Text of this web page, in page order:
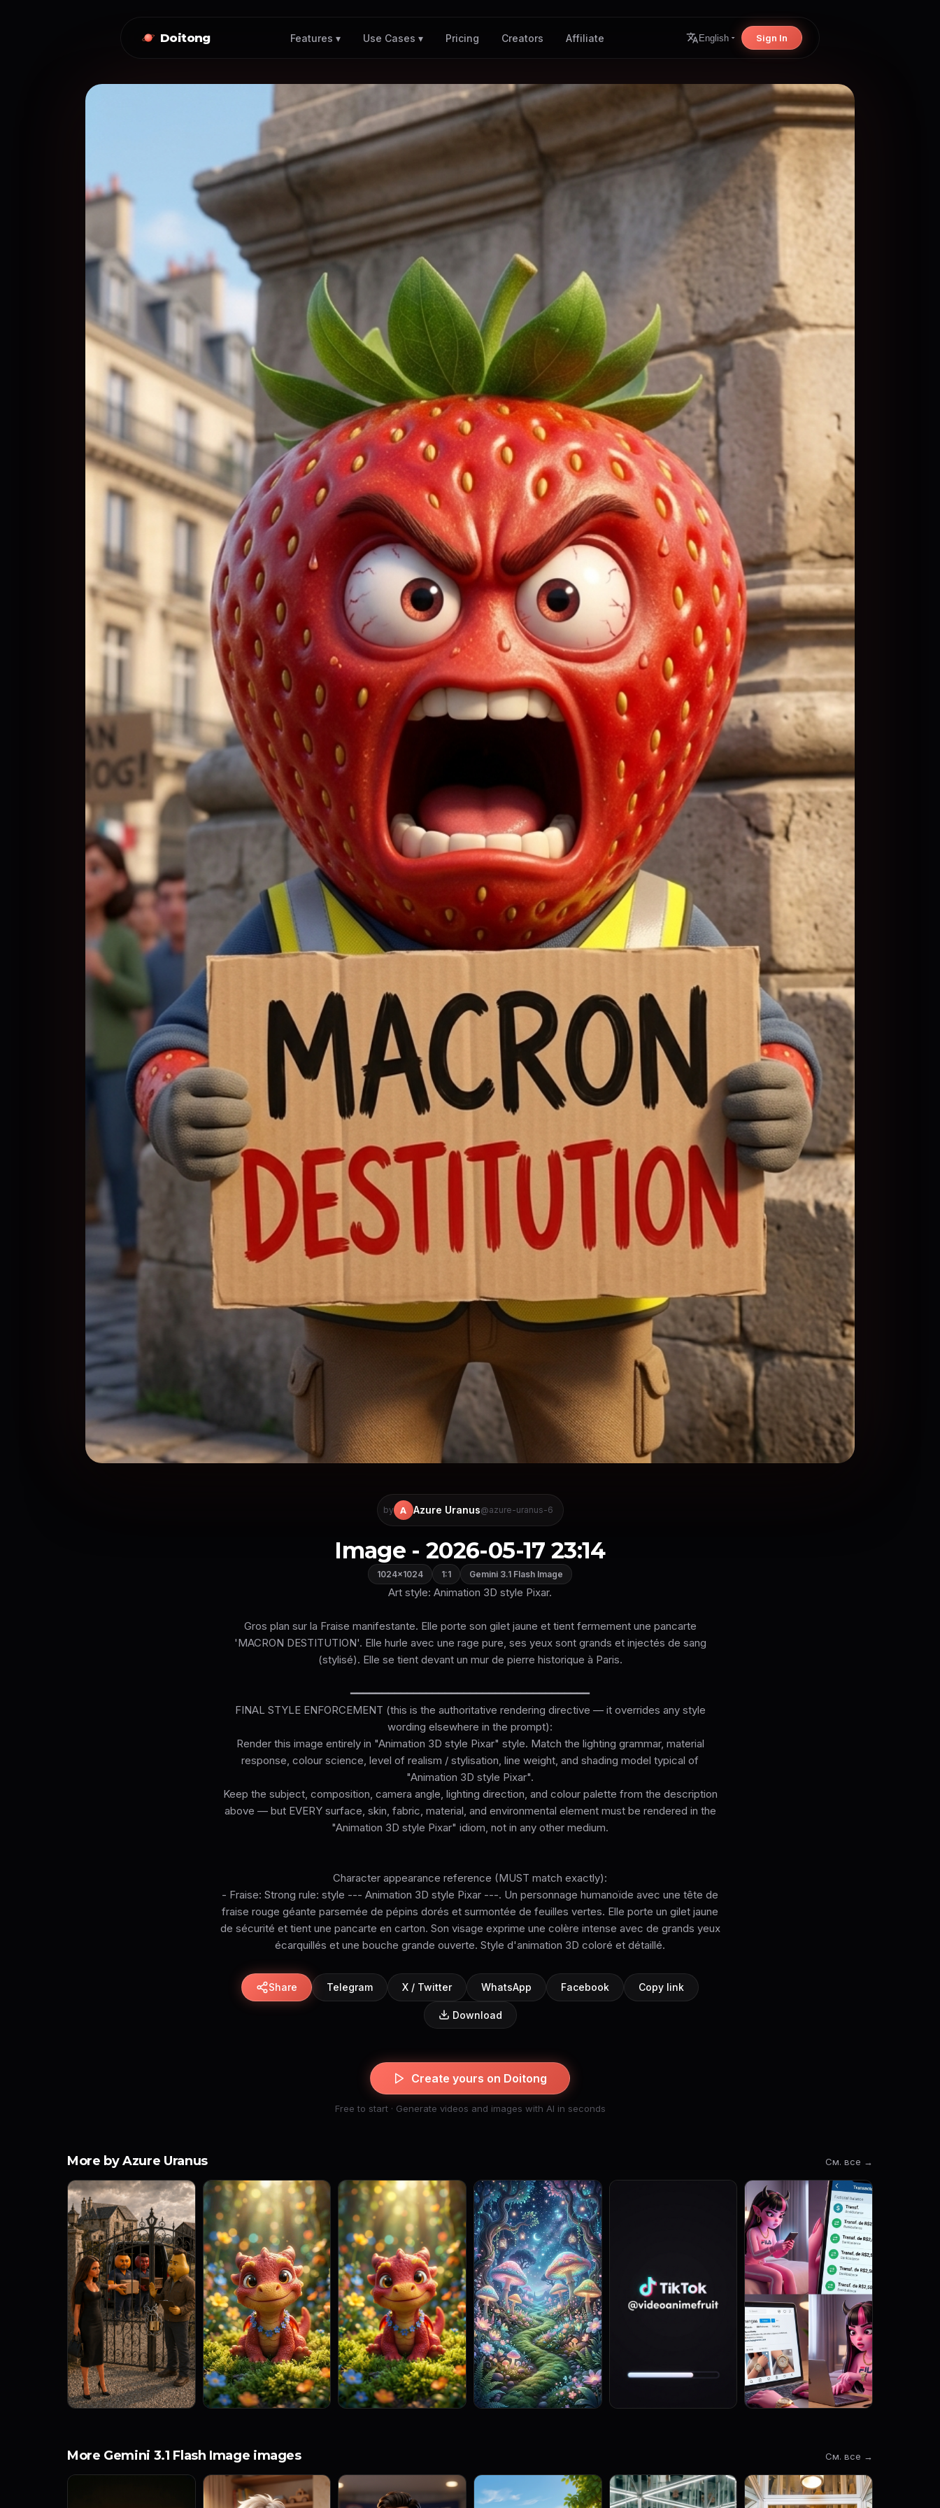
Doitong Features ▾ Use Cases ▾ Pricing Creators Affiliate English Sign In
by A Azure Uranus@azure-uranus-6
Image - 2026-05-17 23:14
1024×1024 1:1 Gemini 3.1 Flash Image
Art style: Animation 3D style Pixar.
Gros plan sur la Fraise manifestante. Elle porte son gilet jaune et tient fermement une pancarte
'MACRON DESTITUTION'. Elle hurle avec une rage pure, ses yeux sont grands et injectés de sang
(stylisé). Elle se tient devant un mur de pierre historique à Paris.
━━━━━━━━━━━━━━━━━━━━━━━━━━━━━━━━━━━━━━
FINAL STYLE ENFORCEMENT (this is the authoritative rendering directive — it overrides any style
wording elsewhere in the prompt):
Render this image entirely in "Animation 3D style Pixar" style. Match the lighting grammar, material
response, colour science, level of realism / stylisation, line weight, and shading model typical of
"Animation 3D style Pixar".
Keep the subject, composition, camera angle, lighting direction, and colour palette from the description
above — but EVERY surface, skin, fabric, material, and environmental element must be rendered in the
"Animation 3D style Pixar" idiom, not in any other medium.
Character appearance reference (MUST match exactly):
- Fraise: Strong rule: style --- Animation 3D style Pixar ---. Un personnage humanoïde avec une tête de
fraise rouge géante parsemée de pépins dorés et surmontée de feuilles vertes. Elle porte un gilet jaune
de sécurité et tient une pancarte en carton. Son visage exprime une colère intense avec de grands yeux
écarquillés et une bouche grande ouverte. Style d'animation 3D coloré et détaillé.
Share Telegram X / Twitter WhatsApp Facebook Copy link
Download
Create yours on Doitong
Free to start · Generate videos and images with AI in seconds
More by Azure Uranus См. все →
More Gemini 3.1 Flash Image images См. все →